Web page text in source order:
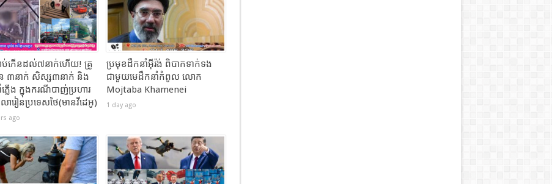
ាប់កើនដល់៧នាក់ហើយ! គ្រូ
៣នាក់ សិស្ស៣នាក់ និង
ភ្លើង​ ក្នុងករណីបាញ់ប្រហារ
ារៀនប្រទេសថៃ(មានវីដេអូ​)
ago
ប្រមុខដឹកនាំអ៊ីរ៉ង់ ពិបាកទាក់ទង
ជាមួយមេដឹកនាំកំពូល លោក
Mojtaba Khamenei
1 day ago